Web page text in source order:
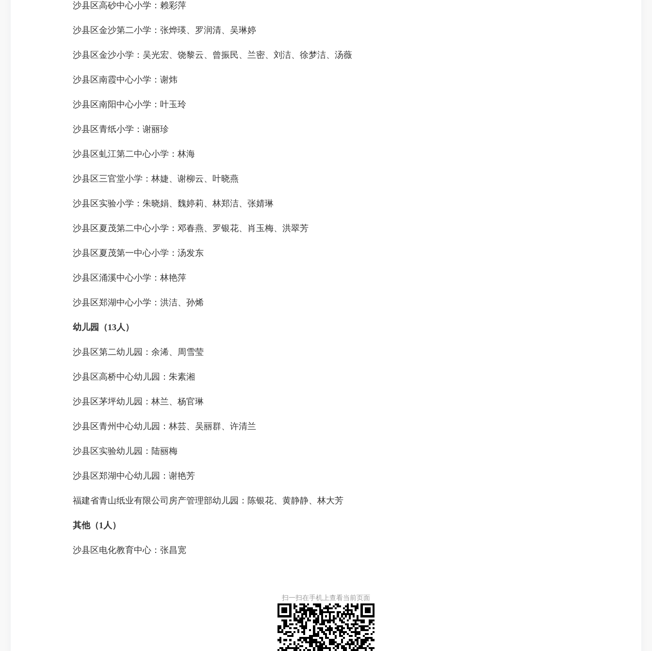
沙县区高砂中心小学：赖彩萍
沙县区金沙第二小学：张烨瑛、罗润清、吴琳婷
沙县区金沙小学：吴光宏、饶黎云、曾振民、兰密、刘洁、徐梦洁、汤薇
沙县区南霞中心小学：谢炜
沙县区南阳中心小学：叶玉玲
沙县区青纸小学：谢丽珍
沙县区虬江第二中心小学：林海
沙县区三官堂小学：林婕、谢柳云、叶晓燕
沙县区实验小学：朱晓娟、魏婷莉、林郑洁、张婧琳
沙县区夏茂第二中心小学：邓春燕、罗银花、肖玉梅、洪翠芳
沙县区夏茂第一中心小学：汤发东
沙县区涌溪中心小学：林艳萍
沙县区郑湖中心小学：洪洁、孙烯
幼儿园（13人）
沙县区第二幼儿园：余浠、周雪莹
沙县区高桥中心幼儿园：朱素湘
沙县区茅坪幼儿园：林兰、杨官琳
沙县区青州中心幼儿园：林芸、吴丽群、许清兰
沙县区实验幼儿园：陆丽梅
沙县区郑湖中心幼儿园：谢艳芳
福建省青山纸业有限公司房产管理部幼儿园：陈银花、黄静静、林大芳
其他（1人）
沙县区电化教育中心：张昌宽
扫一扫在手机上查看当前页面